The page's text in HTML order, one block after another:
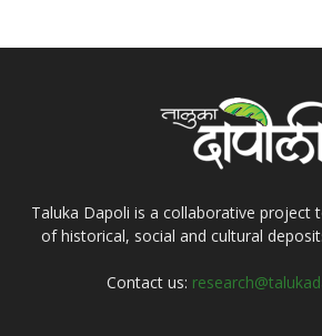
Taluka Dapoli is a collaborative project
of historical, social and cultural
Contact us: